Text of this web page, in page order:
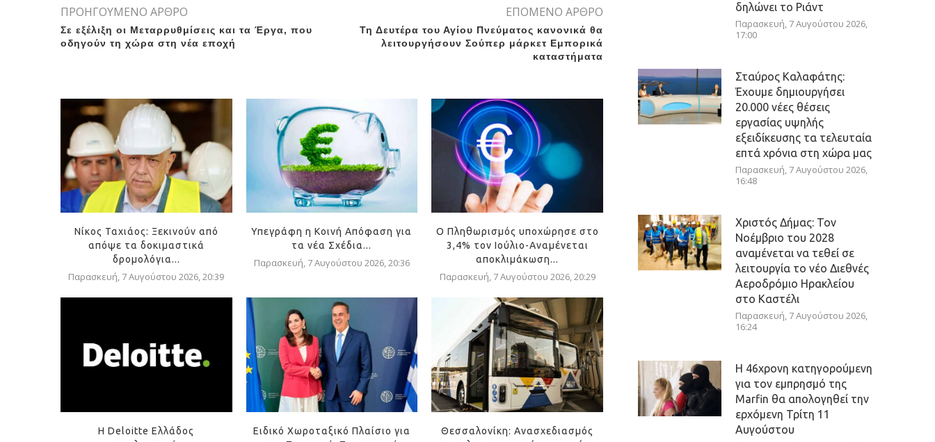
ΠΡΟΗΓΟΥΜΕΝΟ ΑΡΘΡΟ
Σε εξέλιξη οι Μεταρρυθμίσεις και τα Έργα, που
οδηγούν τη χώρα στη νέα εποχή
ΕΠΟΜΕΝΟ ΑΡΘΡΟ
Τη Δευτέρα του Αγίου Πνεύματος κανονικά θα
λειτουργήσουν Σούπερ μάρκετ Εμπορικά
καταστήματα
Νίκος Ταχιάος: Ξεκινούν από
απόψε τα δοκιμαστικά
δρομολόγια...
Παρασκευή, 7 Αυγούστου 2026, 20:39
Υπεγράφη η Κοινή Απόφαση για
τα νέα Σχέδια...
Παρασκευή, 7 Αυγούστου 2026, 20:36
Ο Πληθωρισμός υποχώρησε στο
3,4% τον Ιούλιο-Αναμένεται
αποκλιμάκωση...
Παρασκευή, 7 Αυγούστου 2026, 20:29
Η Deloitte Ελλάδος
Ειδικό Χωροταξικό Πλαίσιο για
Θεσσαλονίκη: Ανασχεδιασμός
δηλώνει το Ριάντ
Παρασκευή, 7 Αυγούστου 2026,
17:00
Σταύρος Καλαφάτης:
Έχουμε δημιουργήσει
20.000 νέες θέσεις
εργασίας υψηλής
εξειδίκευσης τα τελευταία
επτά χρόνια στη χώρα μας
Παρασκευή, 7 Αυγούστου 2026,
16:48
Χριστός Δήμας: Τον
Νοέμβριο του 2028
αναμένεται να τεθεί σε
λειτουργία το νέο Διεθνές
Αεροδρόμιο Ηρακλείου
στο Καστέλι
Παρασκευή, 7 Αυγούστου 2026,
16:24
Η 46χρονη κατηγορούμενη
για τον εμπρησμό της
Marfin θα απολογηθεί την
ερχόμενη Τρίτη 11
Αυγούστου